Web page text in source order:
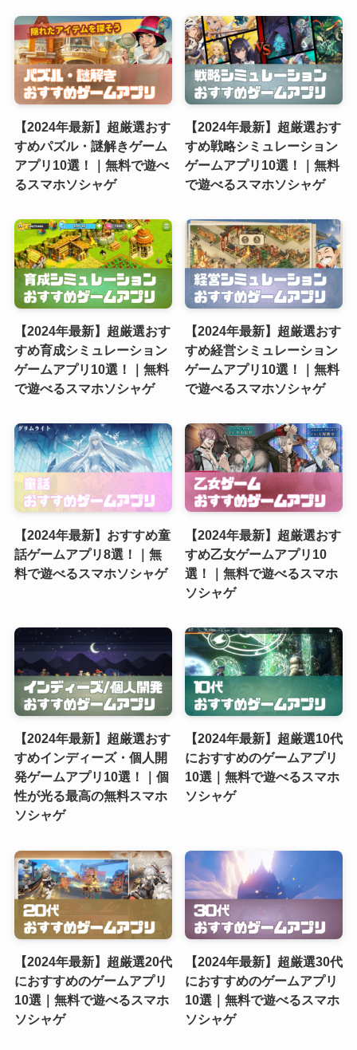
【2024年最新】超厳選おす
すめパズル・謎解きゲーム
アプリ10選！｜無料で遊べ
るスマホソシャゲ
【2024年最新】超厳選おす
すめ戦略シミュレーション
ゲームアプリ10選！｜無料
で遊べるスマホソシャゲ
【2024年最新】超厳選おす
すめ育成シミュレーション
ゲームアプリ10選！｜無料
で遊べるスマホソシャゲ
【2024年最新】超厳選おす
すめ経営シミュレーション
ゲームアプリ10選！｜無料
で遊べるスマホソシャゲ
【2024年最新】おすすめ童
話ゲームアプリ8選！｜無
料で遊べるスマホソシャゲ
【2024年最新】超厳選おす
すめ乙女ゲームアプリ10
選！｜無料で遊べるスマホ
ソシャゲ
【2024年最新】超厳選おす
すめインディーズ・個人開
発ゲームアプリ10選！｜個
性が光る最高の無料スマホ
ソシャゲ
【2024年最新】超厳選10代
におすすめのゲームアプリ
10選｜無料で遊べるスマホ
ソシャゲ
【2024年最新】超厳選20代
におすすめのゲームアプリ
10選｜無料で遊べるスマホ
ソシャゲ
【2024年最新】超厳選30代
におすすめのゲームアプリ
10選｜無料で遊べるスマホ
ソシャゲ